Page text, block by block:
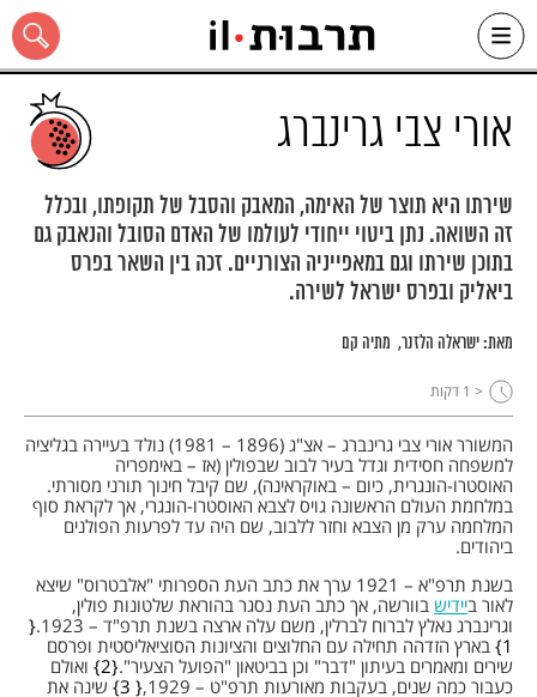
Skip
content
כל האתר
אורי צבי גרינברג
שירתו היא תוצר של האימה, המאבק והסבל של תקופתו, ובכלל
זה השואה. נתן ביטוי ייחודי לעולמו של האדם הסובל והנאבק גם
בתוכן שירתו וגם במאפייניה הצורניים. זכה בין השאר בפרס
ביאליק ובפרס ישראל לשירה.
מאת:ישראלה הלזנר מתיה קם
< 1 דקות
המשורר אורי צבי גרינברג – אצ"ג (1896 – 1981) נולד בעיירה בגליציה
למשפחה חסידית וגדל בעיר לבוב שבפולין (אז – באימפריה
האוסטרו-הונגרית, כיום – באוקראינה), שם קיבל חינוך תורני מסורתי.
במלחמת העולם הראשונה גויס לצבא האוסטרו-הונגרי, אך לקראת סוף
המלחמה ערק מן הצבא וחזר ללבוב, שם היה עד לפרעות הפולנים
ביהודים.
בשנת תרפ"א – 1921 ערך את כתב העת הספרותי "אלבטרוס" שיצא
לאור ביידיש בוורשה, אך כתב העת נסגר בהוראת שלטונות פולין,
וגרינברג נאלץ לברוח לברלין, משם עלה ארצה בשנת תרפ"ד – 1923.
1 בארץ הזדהה תחילה עם החלוצים והציונות הסוציאליסטית ופרסם
שירים ומאמרים בעיתון "דבר" וכן בביטאון "הפועל הצעיר". 2 ואולם
כעבור כמה שנים, בעקבות מאורעות תרפ"ט – 1929,
שינה את